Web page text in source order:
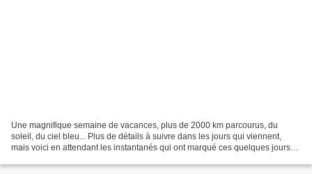
Une magnifique semaine de vacances, plus de 2000 km parcourus, du
soleil, du ciel bleu... Plus de détails à suivre dans les jours qui viennent,
mais voici en attendant les instantanés qui ont marqué ces quelques jours